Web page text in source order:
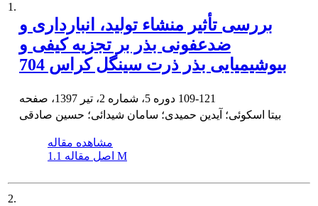
1.
بررسی تأثیر منشاء تولید، انبارداری و
ضدعفونی بذر بر تجزیه کیفی و
بیوشیمیایی بذر ذرت سینگل کراس 704
109-121
بیتا اسکوئی؛ آیدین حمیدی؛ سامان شیدائی؛ حسین صادقی
مشاهده مقاله
اصل مقاله 1.1 M
2.